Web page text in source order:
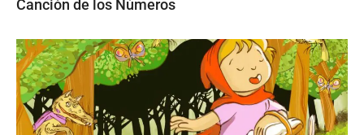
Canción de los Números